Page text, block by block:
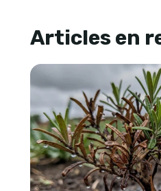
Articles en